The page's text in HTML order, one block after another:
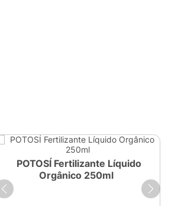
POTOSÍ Fertilizante Líquido
Orgânico 250ml